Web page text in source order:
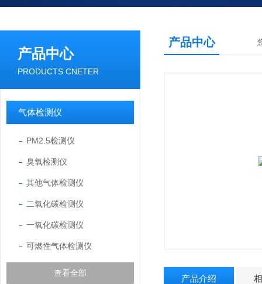
产品中心
PRODUCTS CNETER
气体检测仪
PM2.5检测仪
臭氧检测仪
其他气体检测仪
二氧化碳检测仪
一氧化碳检测仪
可燃性气体检测仪
查看全部
产品中心
产品介绍